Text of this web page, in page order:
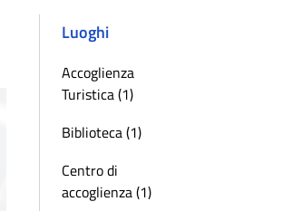
Luoghi
Accoglienza
Turistica (1)
Biblioteca (1)
Centro di
accoglienza (1)